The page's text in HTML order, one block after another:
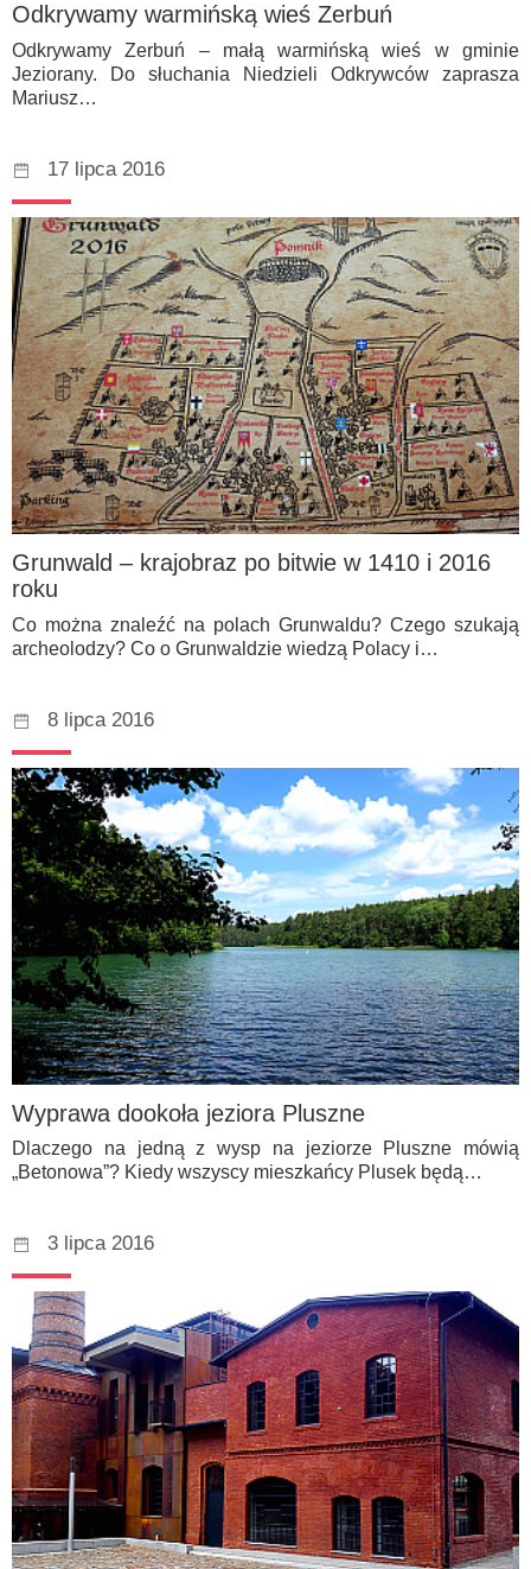
Odkrywamy warmińską wieś Zerbuń
Odkrywamy Zerbuń – małą warmińską wieś w gminie
Jeziorany. Do słuchania Niedzieli Odkrywców zaprasza
Mariusz…
17 lipca 2016
Grunwald – krajobraz po bitwie w 1410 i 2016
roku
Co można znaleźć na polach Grunwaldu? Czego szukają
archeolodzy? Co o Grunwaldzie wiedzą Polacy i…
8 lipca 2016
Wyprawa dookoła jeziora Pluszne
Dlaczego na jedną z wysp na jeziorze Pluszne mówią
„Betonowa”? Kiedy wszyscy mieszkańcy Plusek będą…
3 lipca 2016